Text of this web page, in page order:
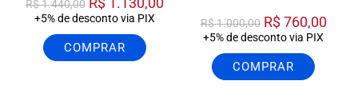
R$1.440,00
+5% de desconto via PIX
COMPRAR
R$1.000,00 R$760,00
+5% de desconto via PIX
COMPRAR